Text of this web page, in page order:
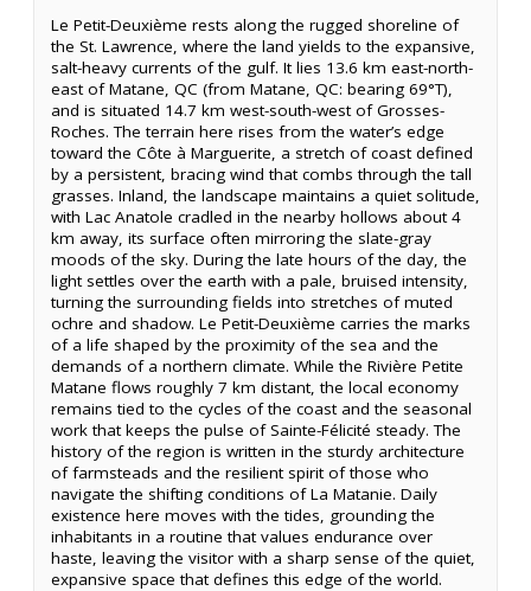
Le Petit-Deuxième rests along the rugged shoreline of
the St. Lawrence, where the land yields to the expansive,
salt-heavy currents of the gulf. It lies 13.6 km east-north-
east of Matane, QC (from Matane, QC: bearing 69°T),
and is situated 14.7 km west-south-west of Grosses-
Roches. The terrain here rises from the water’s edge
toward the Côte à Marguerite, a stretch of coast defined
by a persistent, bracing wind that combs through the tall
grasses. Inland, the landscape maintains a quiet solitude,
with Lac Anatole cradled in the nearby hollows about 4
km away, its surface often mirroring the slate-gray
moods of the sky. During the late hours of the day, the
light settles over the earth with a pale, bruised intensity,
turning the surrounding fields into stretches of muted
ochre and shadow. Le Petit-Deuxième carries the marks
of a life shaped by the proximity of the sea and the
demands of a northern climate. While the Rivière Petite
Matane flows roughly 7 km distant, the local economy
remains tied to the cycles of the coast and the seasonal
work that keeps the pulse of Sainte-Félicité steady. The
history of the region is written in the sturdy architecture
of farmsteads and the resilient spirit of those who
navigate the shifting conditions of La Matanie. Daily
existence here moves with the tides, grounding the
inhabitants in a routine that values endurance over
haste, leaving the visitor with a sharp sense of the quiet,
expansive space that defines this edge of the world.